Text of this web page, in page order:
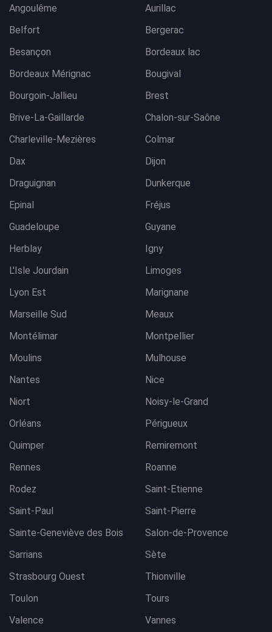
Angoulême
Aurillac
Belfort
Bergerac
Besançon
Bordeaux lac
Bordeaux Mérignac
Bougival
Bourgoin-Jallieu
Brest
Brive-La-Gaillarde
Chalon-sur-Saône
Charleville-Mezières
Colmar
Dax
Dijon
Draguignan
Dunkerque
Epinal
Fréjus
Guadeloupe
Guyane
Herblay
Igny
L'Isle Jourdain
Limoges
Lyon Est
Marignane
Marseille Sud
Meaux
Montélimar
Montpellier
Moulins
Mulhouse
Nantes
Nice
Niort
Noisy-le-Grand
Orléans
Périgueux
Quimper
Remiremont
Rennes
Roanne
Rodez
Saint-Etienne
Saint-Paul
Saint-Pierre
Sainte-Geneviève des Bois
Salon-de-Provence
Sarrians
Sète
Strasbourg Ouest
Thionville
Toulon
Tours
Valence
Vannes